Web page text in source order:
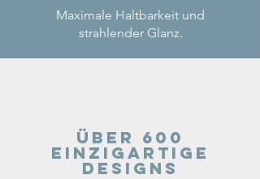
Maximale Haltbarkeit und
strahlender Glanz.
Über 600
einzigartige
Designs